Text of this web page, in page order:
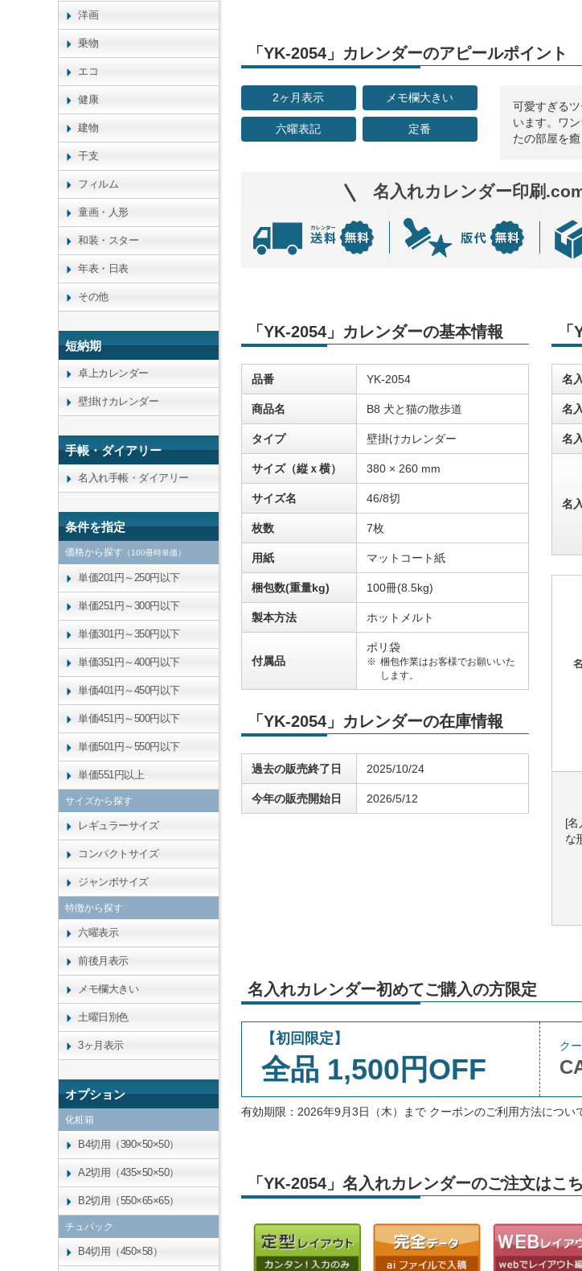
「YK-2054」カレンダーのアピールポイント
2ヶ月表示 メモ欄大きい
六曜表記 定番
可愛すぎる
います。ワ
たの部屋を癒
名入れカレンダー印刷
「YK-2054」カレンダーの基本情報
品番 YK-2054
商品名 B8 犬と猫の散歩道
タイプ 壁掛けカレンダー
サイズ（縦ｘ横） 380 × 260 mm
サイズ名 46/8切
枚数 7枚
用紙 マットコート紙
梱包数(重量kg) 100冊(8.5kg)
製本方法 ホットメルト
付属品
ポリ袋
梱包作業はお客様でお願いいた
します。
「YK-2054」カレンダーの在庫情報
過去の販売終了日 2025/10/24
今年の販売開始日 2026/5/12
名
名
名
名
[名
な
名入れカレンダー初めてご購入の方限定
【初回限定】
全品 1,500円OFF
ク
有効期限：2026年9月3日（木）まで クーポンのご利用方法につい
「YK-2054」名入れカレンダーのご注文はこ
洋画
乗物
エコ
健康
建物
干支
フィルム
童画・人形
和装・スター
年表・日表
その他
短納期
卓上カレンダー
壁掛けカレンダー
手帳・ダイアリー
名入れ手帳・ダイアリー
条件を指定
価格から探す （100冊時単価）
単価201円～250円以下
単価251円～300円以下
単価301円～350円以下
単価351円～400円以下
単価401円～450円以下
単価451円～500円以下
単価501円～550円以下
単価551円以上
サイズから探す
レギュラーサイズ
コンパクトサイズ
ジャンボサイズ
特徴から探す
六曜表示
前後月表示
メモ欄大きい
土曜日別色
3ヶ月表示
オプション
化粧箱
B4切用（390×50×50）
A2切用（435×50×50）
B2切用（550×65×65）
チュパック
B4切用（450×58）